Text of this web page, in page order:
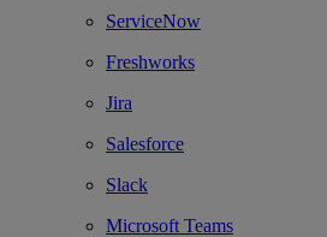
ServiceNow
Freshworks
Jira
Salesforce
Slack
Microsoft Teams